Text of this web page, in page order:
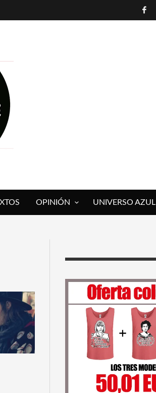
Y COSQUÍN ROCK)
DE VAMPIROS VIVOS Y MUERTOS)
OPINIÓN UNIVERSO AZUL